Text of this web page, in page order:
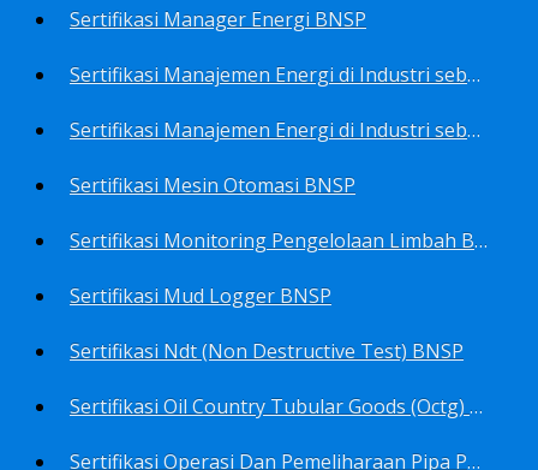
Sertifikasi Manager Energi BNSP
Sertifikasi Manajemen Energi di Industri sebagai Auditor BNSP
Sertifikasi Manajemen Energi di Industri sebagai Manager Energy BNSP
Sertifikasi Mesin Otomasi BNSP
Sertifikasi Monitoring Pengelolaan Limbah B3 BNSP
Sertifikasi Mud Logger BNSP
Sertifikasi Ndt (Non Destructive Test) BNSP
Sertifikasi Oil Country Tubular Goods (Octg) BNSP
Sertifikasi Operasi Dan Pemeliharaan Pipa Penyalur BNSP